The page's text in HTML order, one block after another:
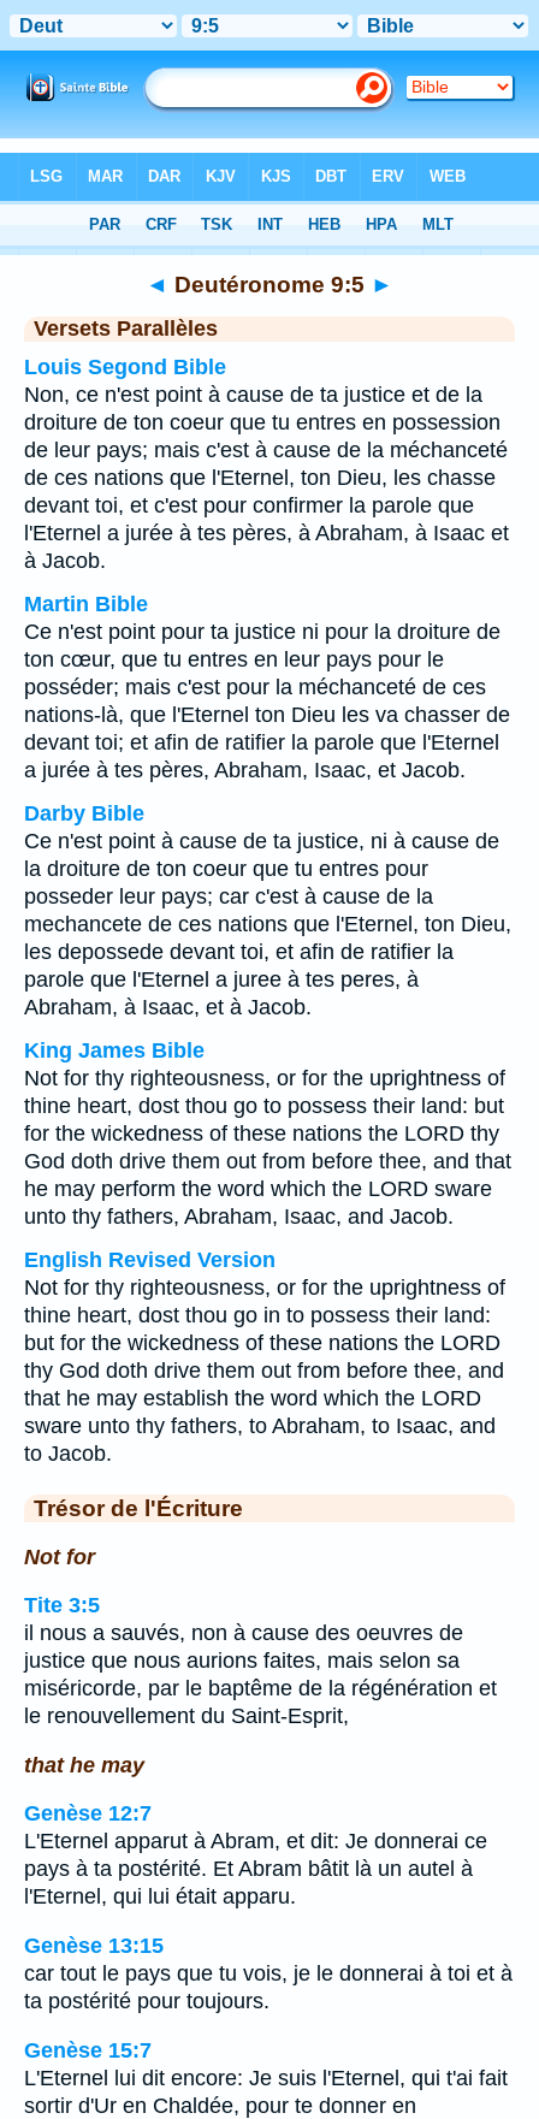
>Chapitre 9 > Verset 5
◄ Deutéronome 9:5 ►
Versets Parallèles
Louis Segond Bible
Non, ce n'est point à cause de ta justice et de la
droiture de ton coeur que tu entres en possession
de leur pays; mais c'est à cause de la méchanceté
de ces nations que l'Eternel, ton Dieu, les chasse
devant toi, et c'est pour confirmer la parole que
l'Eternel a jurée à tes pères, à Abraham, à Isaac et
à Jacob.
Martin Bible
Ce n'est point pour ta justice ni pour la droiture de
ton cœur, que tu entres en leur pays pour le
posséder; mais c'est pour la méchanceté de ces
nations-là, que l'Eternel ton Dieu les va chasser de
devant toi; et afin de ratifier la parole que l'Eternel
a jurée à tes pères, Abraham, Isaac, et Jacob.
Darby Bible
Ce n'est point à cause de ta justice, ni à cause de
la droiture de ton coeur que tu entres pour
posseder leur pays; car c'est à cause de la
mechancete de ces nations que l'Eternel, ton Dieu,
les depossede devant toi, et afin de ratifier la
parole que l'Eternel a juree à tes peres, à
Abraham, à Isaac, et à Jacob.
King James Bible
Not for thy righteousness, or for the uprightness of
thine heart, dost thou go to possess their land: but
for the wickedness of these nations the LORD thy
God doth drive them out from before thee, and that
he may perform the word which the LORD sware
unto thy fathers, Abraham, Isaac, and Jacob.
English Revised Version
Not for thy righteousness, or for the uprightness of
thine heart, dost thou go in to possess their land:
but for the wickedness of these nations the LORD
thy God doth drive them out from before thee, and
that he may establish the word which the LORD
sware unto thy fathers, to Abraham, to Isaac, and
to Jacob.
Trésor de l'Écriture
Not for
Tite 3:5
il nous a sauvés, non à cause des oeuvres de
justice que nous aurions faites, mais selon sa
miséricorde, par le baptême de la régénération et
le renouvellement du Saint-Esprit,
that he may
Genèse 12:7
L'Eternel apparut à Abram, et dit: Je donnerai ce
pays à ta postérité. Et Abram bâtit là un autel à
l'Eternel, qui lui était apparu.
Genèse 13:15
car tout le pays que tu vois, je le donnerai à toi et à
ta postérité pour toujours.
Genèse 15:7
L'Eternel lui dit encore: Je suis l'Eternel, qui t'ai fait
sortir d'Ur en Chaldée, pour te donner en